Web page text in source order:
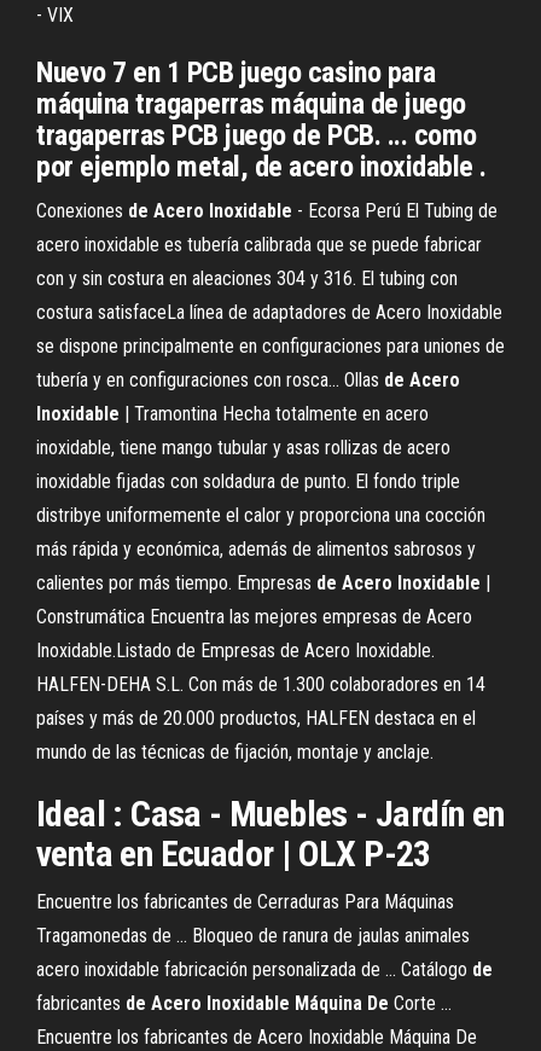
- VIX
Nuevo 7 en 1 PCB juego casino para
máquina tragaperras máquina de juego
tragaperras PCB juego de PCB. ... como
por ejemplo metal, de acero inoxidable .
Conexiones de Acero Inoxidable - Ecorsa Perú El Tubing de
acero inoxidable es tubería calibrada que se puede fabricar
con y sin costura en aleaciones 304 y 316. El tubing con
costura satisfaceLa línea de adaptadores de Acero Inoxidable
se dispone principalmente en configuraciones para uniones de
tubería y en configuraciones con rosca... Ollas de Acero
Inoxidable | Tramontina Hecha totalmente en acero
inoxidable, tiene mango tubular y asas rollizas de acero
inoxidable fijadas con soldadura de punto. El fondo triple
distribye uniformemente el calor y proporciona una cocción
más rápida y económica, además de alimentos sabrosos y
calientes por más tiempo. Empresas de Acero Inoxidable |
Construmática Encuentra las mejores empresas de Acero
Inoxidable.Listado de Empresas de Acero Inoxidable.
HALFEN-DEHA S.L. Con más de 1.300 colaboradores en 14
países y más de 20.000 productos, HALFEN destaca en el
mundo de las técnicas de fijación, montaje y anclaje.
Ideal : Casa - Muebles - Jardín en
venta en Ecuador | OLX P-23
Encuentre los fabricantes de Cerraduras Para Máquinas
Tragamonedas de ... Bloqueo de ranura de jaulas animales
acero inoxidable fabricación personalizada de ... Catálogo de
fabricantes de Acero Inoxidable Máquina De Corte ...
Encuentre los fabricantes de Acero Inoxidable Máquina De